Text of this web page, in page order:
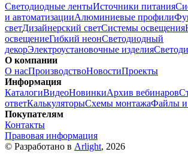
Светодиодные лентыИсточники питания
и автоматизацииАлюминиевые профили
светДизайнерский светСистемы освещения
освещениеГибкий неонСветодиодный
декорЭлектроустановочные изделия
О компании
О насПроизводствоНовостиПроекты
Информация
КаталогиВидеоНовинкиАрхив вебинаров
ответКалькуляторыСхемы монтажаФайлы и
Покупателям
Контакты
Правовая информация
© Разработано в Arlight, 2026